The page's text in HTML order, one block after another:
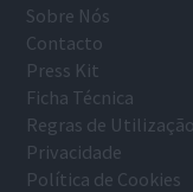
Sobre Nós
Contacto
Press Kit
Ficha Técnica
Regras de Utilização
Privacidade
Política de Cookies